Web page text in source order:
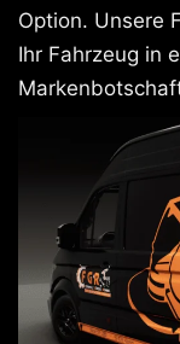
Option. Unsere
Ihr Fahrzeug in